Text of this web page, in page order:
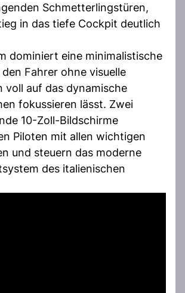
Schmetterlingstüren,
in das tiefe Cockpit deutlich
dominiert eine minimalistische
Fahrer ohne visuelle
voll auf das dynamische
fokussieren lässt. Zwei
10-Zoll-Bildschirme
Piloten mit allen wichtigen
und steuern das moderne
des italienischen